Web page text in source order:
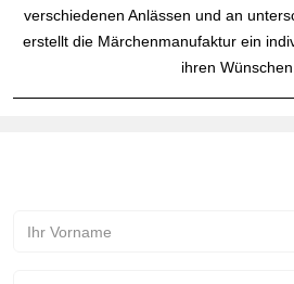
verschiedenen Anlässen und an
erstellt die Märchenmanufaktur ein
ihren